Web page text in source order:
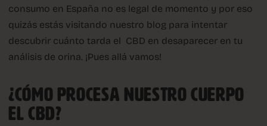
consumo en España no es legal de momento y por eso
quizás estás visitando nuestro blog para intentar
descubrir cuánto tarda el CBD en desaparecer en tu
análisis de orina. ¡Pues allá vamos!
¿CÓMO PROCESA NUESTRO CUERPO
EL CBD?